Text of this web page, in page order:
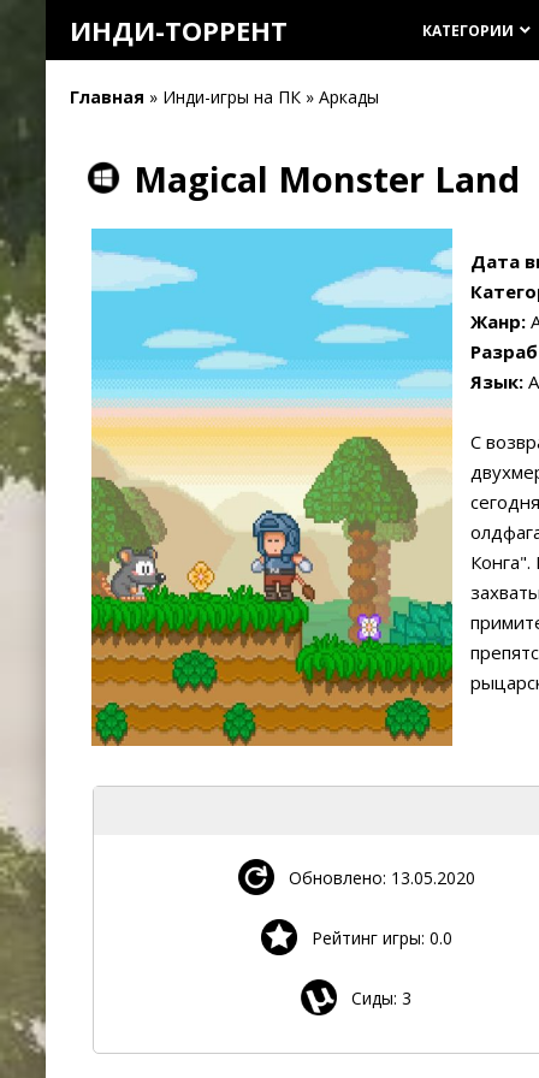
ИНДИ-ТОРРЕНТ КАТЕГОРИИ keyboard_arrow_down
Главная » Инди-игры на ПК » Аркады
Magical Monster Land
Дата
Жанр:
Язык:
С
Обновлено: 13.05.2020
Рейтинг игры: 0.0
Сиды: 3